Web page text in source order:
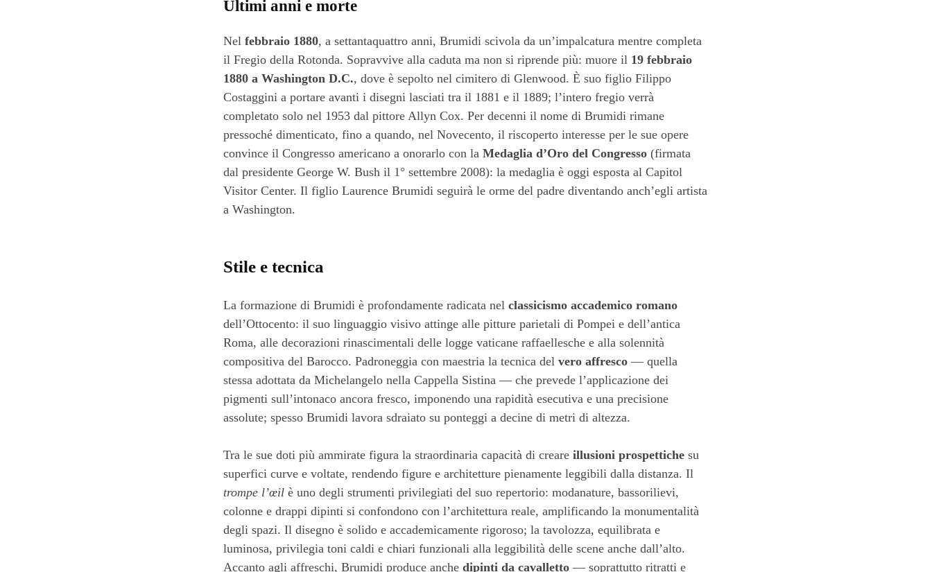
Ultimi anni e morte
Nel febbraio 1880, a settantaquattro anni, Brumidi scivola da un’impalcatura mentre completa
il Fregio della Rotonda. Sopravvive alla caduta ma non si riprende più: muore il 19 febbraio
1880 a Washington D.C., dove è sepolto nel cimitero di Glenwood. È suo figlio Filippo
Costaggini a portare avanti i disegni lasciati tra il 1881 e il 1889; l’intero fregio verrà
completato solo nel 1953 dal pittore Allyn Cox. Per decenni il nome di Brumidi rimane
pressoché dimenticato, fino a quando, nel Novecento, il riscoperto interesse per le sue opere
convince il Congresso americano a onorarlo con la Medaglia d’Oro del Congresso (firmata
dal presidente George W. Bush il 1° settembre 2008): la medaglia è oggi esposta al Capitol
Visitor Center. Il figlio Laurence Brumidi seguirà le orme del padre diventando anch’egli artista
a Washington.
Stile e tecnica
La formazione di Brumidi è profondamente radicata nel classicismo accademico romano
dell’Ottocento: il suo linguaggio visivo attinge alle pitture parietali di Pompei e dell’antica
Roma, alle decorazioni rinascimentali delle logge vaticane raffaellesche e alla solennità
compositiva del Barocco. Padroneggia con maestria la tecnica del vero affresco — quella
stessa adottata da Michelangelo nella Cappella Sistina — che prevede l’applicazione dei
pigmenti sull’intonaco ancora fresco, imponendo una rapidità esecutiva e una precisione
assolute; spesso Brumidi lavora sdraiato su ponteggi a decine di metri di altezza.
Tra le sue doti più ammirate figura la straordinaria capacità di creare illusioni prospettiche su
superfici curve e voltate, rendendo figure e architetture pienamente leggibili dalla distanza. Il
trompe l’œil è uno degli strumenti privilegiati del suo repertorio: modanature, bassorilievi,
colonne e drappi dipinti si confondono con l’architettura reale, amplificando la monumentalità
degli spazi. Il disegno è solido e accademicamente rigoroso; la tavolozza, equilibrata e
luminosa, privilegia toni caldi e chiari funzionali alla leggibilità delle scene anche dall’alto.
Accanto agli affreschi, Brumidi produce anche dipinti da cavalletto — soprattutto ritratti e